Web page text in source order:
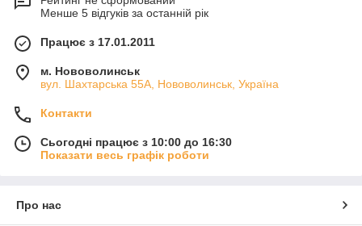
Менше 5 відгуків за останній рік
Працює з 17.01.2011
м. Нововолинськ
вул. Шахтарська 55А, Нововолинськ, Україна
Контакти
Сьогодні працює з 10:00 до 16:30
Показати весь графік роботи
Про нас